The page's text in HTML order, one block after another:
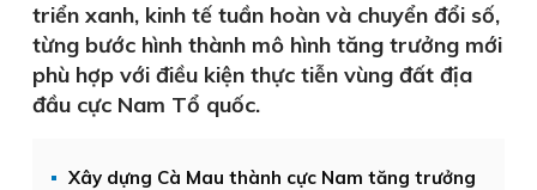
triển xanh, kinh tế tuần hoàn và chuyển đổi số,
từng bước hình thành mô hình tăng trưởng mới
phù hợp với điều kiện thực tiễn vùng đất địa
đầu cực Nam Tổ quốc.
Xây dựng Cà Mau thành cực Nam tăng trưởng